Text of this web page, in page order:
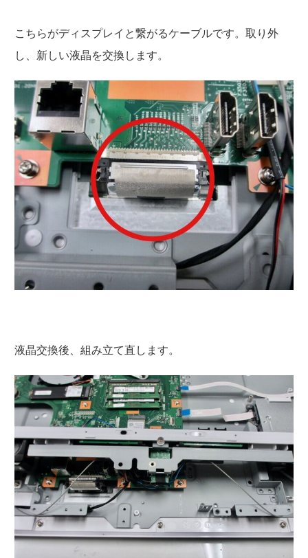
こちらがディスプレイと繋がるケーブルです。取り外
し、新しい液晶を交換します。
液晶交換後、組み立て直します。